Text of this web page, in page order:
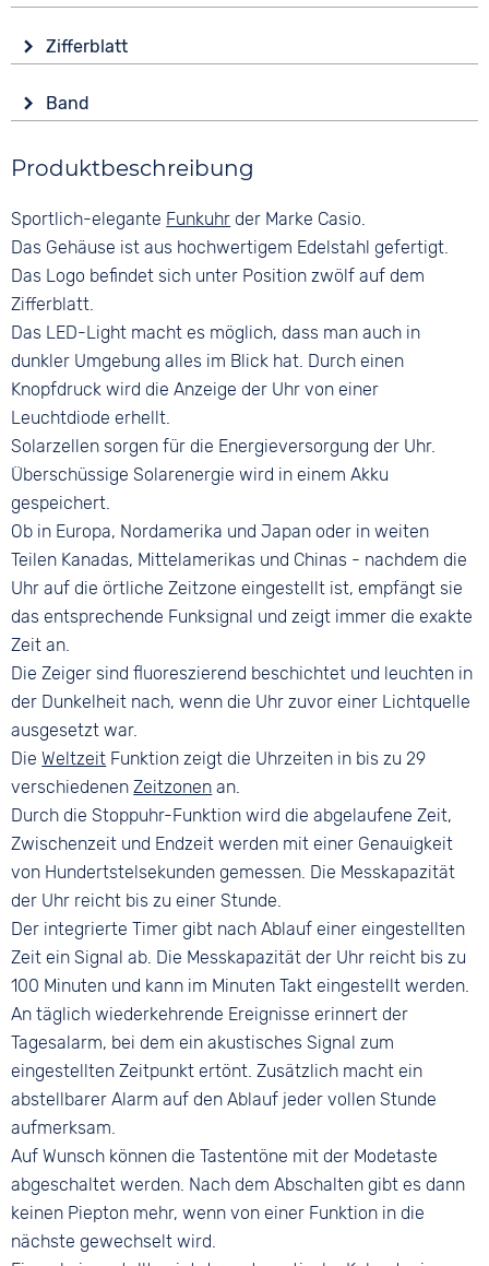
Funk
Funkgesteuert
Funktionen
Alarm
Stoppuhr
Zifferblattbeleuchtung
Wasserdicht
10 bar
Plexiglas
Form
Rund
Material
Farbe
Silber
Zifferblatt
Ana-Digital
Anthrazit
Ziffern
Arabisch
Band
Silber
Material
Edelstahl
Bandschließe
Faltschließe
Produktbeschreibung
Sportlich-elegante Funkuhr der Marke Casio.
Das Gehäuse ist aus hochwertigem Edelstahl gefertigt.
Das Logo befindet sich unter Position zwölf auf dem
Zifferblatt.
Das LED-Light macht es möglich, dass man auch in
dunkler Umgebung alles im Blick hat. Durch einen
Knopfdruck wird die Anzeige der Uhr von einer
Leuchtdiode erhellt.
Solarzellen sorgen für die Energieversorgung der Uhr.
Überschüssige Solarenergie wird in einem Akku
gespeichert.
Ob in Europa, Nordamerika und Japan oder in weiten
Teilen Kanadas, Mittelamerikas und Chinas - nachdem die
Uhr auf die örtliche Zeitzone eingestellt ist, empfängt sie
das entsprechende Funksignal und zeigt immer die exakte
Zeit an.
Die Zeiger sind fluoreszierend beschichtet und leuchten in
der Dunkelheit nach, wenn die Uhr zuvor einer Lichtquelle
ausgesetzt war.
DieWeltzeit Funktion zeigt die Uhrzeiten in bis zu 29
verschiedenenZeitzonen an.
Durch die Stoppuhr-Funktion wird die abgelaufene Zeit,
Zwischenzeit und Endzeit werden mit einer Genauigkeit
von Hundertstelsekunden gemessen. Die Messkapazität
der Uhr reicht bis zu einer Stunde.
Der integrierte Timer gibt nach Ablauf einer eingestellten
Zeit ein Signal ab. Die Messkapazität der Uhr reicht bis zu
100 Minuten und kann im Minuten Takt eingestellt werden.
An täglich wiederkehrende Ereignisse erinnert der
Tagesalarm, bei dem ein akustisches Signal zum
eingestellten Zeitpunkt ertönt. Zusätzlich macht ein
abstellbarer Alarm auf den Ablauf jeder vollen Stunde
aufmerksam.
Auf Wunsch können die Tastentöne mit der Modetaste
abgeschaltet werden. Nach dem Abschalten gibt es dann
keinen Piepton mehr, wenn von einer Funktion in die
nächste gewechselt wird.